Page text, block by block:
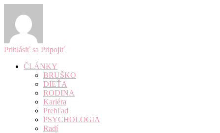
Prihlásiť sa Pripojiť
ČLÁNKY
BRUŠKO
DIEŤA
RODINA
Kariéra
Prehľad
PSYCHOLOGIA
Radí